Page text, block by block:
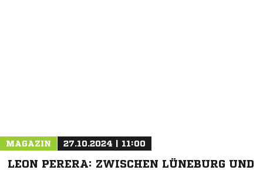
MAGAZIN 27.10.2024 | 11:00
LEON PERERA: ZWISCHEN LÜNEBURG UND